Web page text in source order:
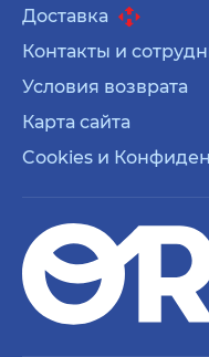
Доставка
Контакты и
Условия возврата
Карта сайта
Cookies и